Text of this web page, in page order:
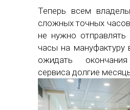
Теперь всем
сложных точных
не нужно
часы на
ожидать
сервиса долгие